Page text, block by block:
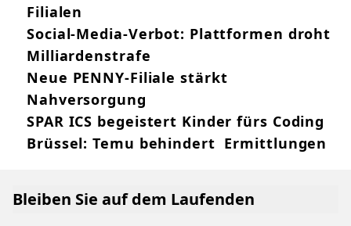
Filialen
Social-Media-Verbot: Plattformen droht
Milliardenstrafe
Neue PENNY-Filiale stärkt
Nahversorgung
SPAR ICS begeistert Kinder fürs Coding
Brüssel: Temu behindert Ermittlungen
Bleiben Sie auf dem Laufenden